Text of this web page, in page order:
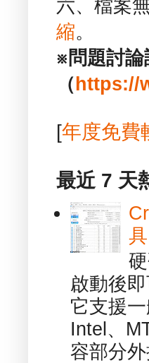
六、檔案
縮。
※問題討論
（ https://
[年度免費
最近 7 天
啟動後
它支援
Intel、
容部分